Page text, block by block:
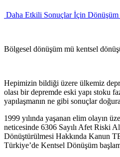
Daha Etkili Sonuçlar İçin Dönüşüm
Bölgesel dönüşüm mü kentsel
Hepimizin bildiği üzere ülkemiz
olası bir depremde eski yapı stoku
yapılaşmanın ne gibi sonuçlar
1999 yılında yaşanan elim olayın
neticesinde 6306 Sayılı Afet Riski
Dönüştürülmesi Hakkında Kanun
Türkiye’de Kentsel Dönüşüm